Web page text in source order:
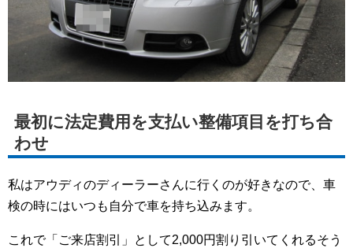
最初に法定費用を支払い整備項目を打ち合
わせ
私はアウディのディーラーさんに行くのが好きなので、車
検の時にはいつも自分で車を持ち込みます。
これで「ご来店割引」として2,000円割り引いてくれるそう